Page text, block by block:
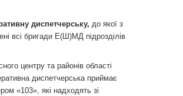
диспетчерську, до якої з
всі бригади Е(Ш)МД підрозділів
центру та районів області
диспетчерська приймає
«103», які надходять зі